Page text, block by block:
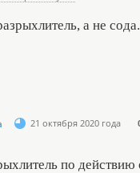
а не
21 октября 2020 года
по действию